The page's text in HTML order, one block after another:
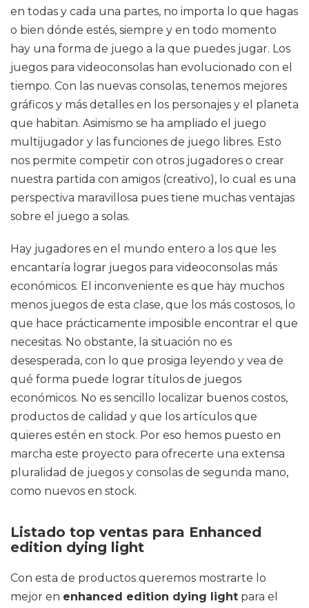
en todas y cada una partes, no importa lo que hagas
o bien dónde estés, siempre y en todo momento
hay una forma de juego a la que puedes jugar. Los
juegos para videoconsolas han evolucionado con el
tiempo. Con las nuevas consolas, tenemos mejores
gráficos y más detalles en los personajes y el planeta
que habitan. Asimismo se ha ampliado el juego
multijugador y las funciones de juego libres. Esto
nos permite competir con otros jugadores o crear
nuestra partida con amigos (creativo), lo cual es una
perspectiva maravillosa pues tiene muchas ventajas
sobre el juego a solas.
Hay jugadores en el mundo entero a los que les
encantaría lograr juegos para videoconsolas más
económicos. El inconveniente es que hay muchos
menos juegos de esta clase, que los más costosos, lo
que hace prácticamente imposible encontrar el que
necesitas. No obstante, la situación no es
desesperada, con lo que prosiga leyendo y vea de
qué forma puede lograr títulos de juegos
económicos. No es sencillo localizar buenos costos,
productos de calidad y que los artículos que
quieres estén en stock. Por eso hemos puesto en
marcha este proyecto para ofrecerte una extensa
pluralidad de juegos y consolas de segunda mano,
como nuevos en stock.
Listado top ventas para Enhanced
edition dying light
Con esta de productos queremos mostrarte lo
mejor en enhanced edition dying light para el